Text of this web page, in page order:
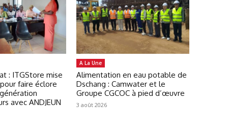
: ITGStore mise
faire éclore
avec ANDJEUN
A La Une
Alimentation en eau potable de
Dschang : Camwater et le
Groupe CGCOC à pied d’œuvre
3 août 2026